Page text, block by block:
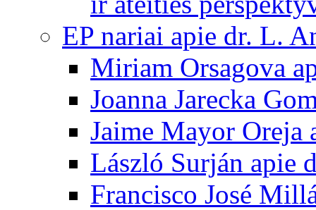
EP nariai apie dr. L.
Miriam Orsagova
Joanna Jarecka
Jaime Mayor Oreja
László Surján apie
Francisco José